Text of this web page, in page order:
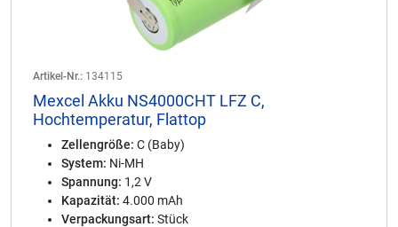
Artikel-Nr.: 134115
Mexcel Akku NS4000CHT LFZ C,
Hochtemperatur, Flattop
Zellengröße: C (Baby)
System: Ni-MH
Spannung: 1,2 V
Kapazität: 4.000 mAh
Verpackungsart: Stück